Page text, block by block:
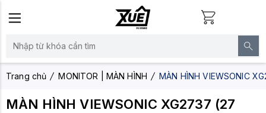
Trang chủ MONITOR | MÀN HÌNH MÀN HÌNH VIEWSONIC
MÀN HÌNH VIEWSONIC XG2737 (27